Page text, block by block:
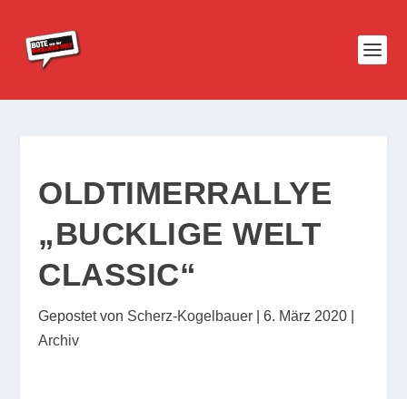
OLDTIMERRALLYE
„BUCKLIGE WELT
CLASSIC“
Gepostet von Scherz-Kogelbauer |6. März 2020
Archiv